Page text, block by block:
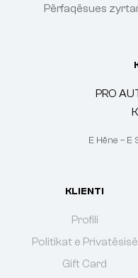
PRO
E Hëne –
KLIENTI
Profili
Politikat e Privatësisë
Gift Card
Përfaqësues